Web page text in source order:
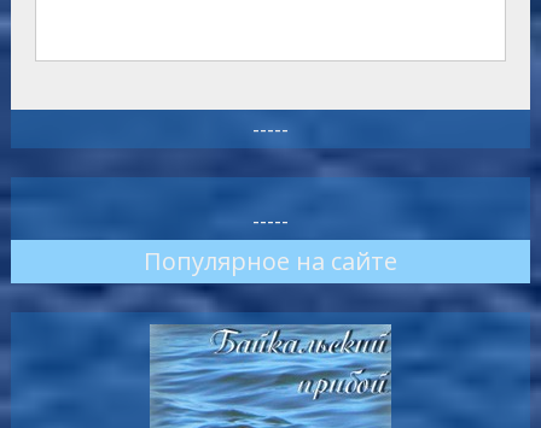
-----
-----
Популярное на сайте